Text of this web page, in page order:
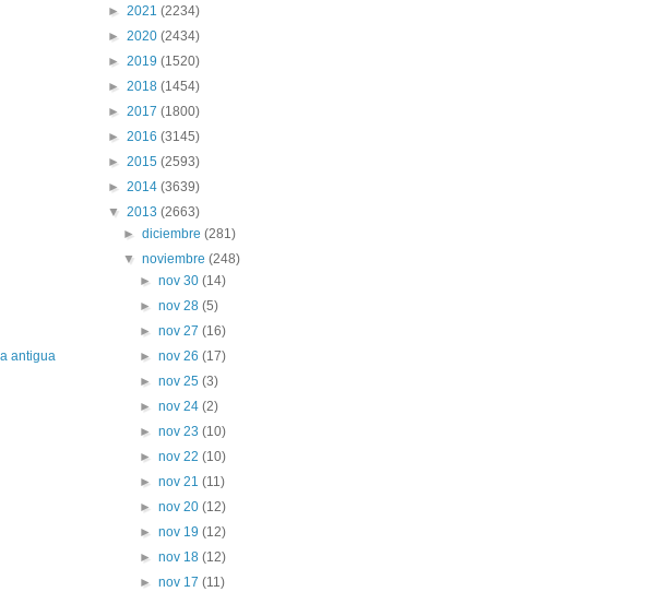
antigua
► 2021 (2234)
► 2020 (2434)
► 2019 (1520)
► 2018 (1454)
► 2017 (1800)
► 2016 (3145)
► 2015 (2593)
► 2014 (3639)
▼ 2013 (2663)
►diciembre(281)
▼noviembre(248)
► nov 30 (14)
► nov 28 (5)
► nov 27 (16)
► nov 26 (17)
► nov 25 (3)
► nov 24 (2)
► nov 23 (10)
► nov 22 (10)
► nov 21 (11)
► nov 20 (12)
► nov 19 (12)
► nov 18 (12)
► nov 17 (11)